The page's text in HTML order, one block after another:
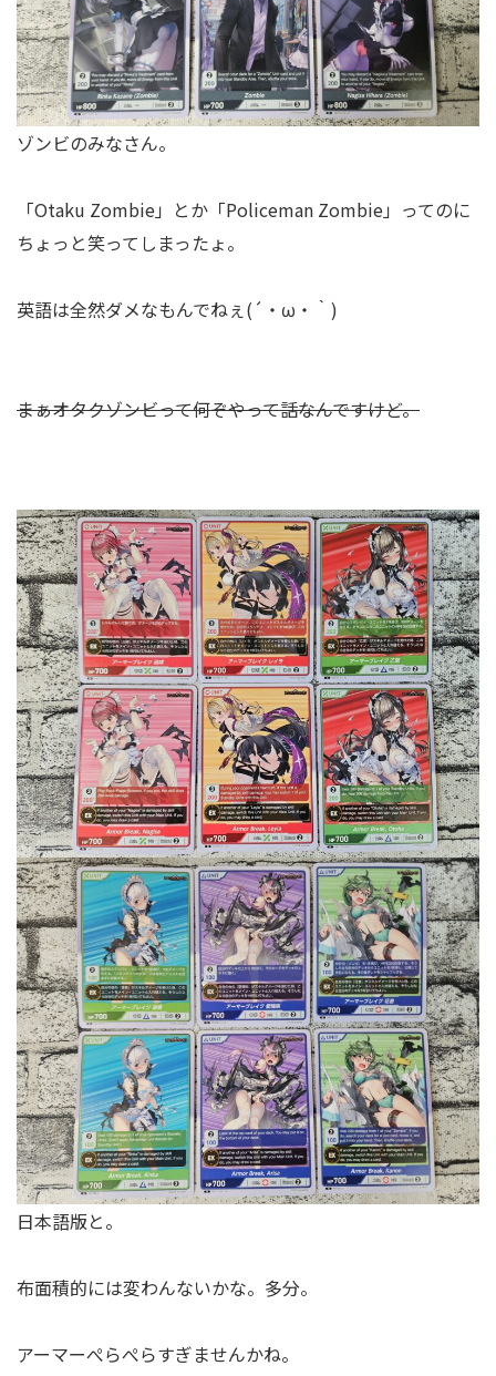
ゾンビのみなさん。
「Otaku Zombie」とか「Policeman Zombie」ってのに
ちょっと笑ってしまったょ。
英語は全然ダメなもんでねぇ(´・ω・｀)
まぁオタクゾンビって何ぞやって話なんですけど。
日本語版と。
布面積的には変わんないかな。多分。
アーマーぺらぺらすぎませんかね。